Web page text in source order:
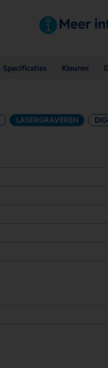
Meer
Specificaties Kleuren
LASERGRAVEREN